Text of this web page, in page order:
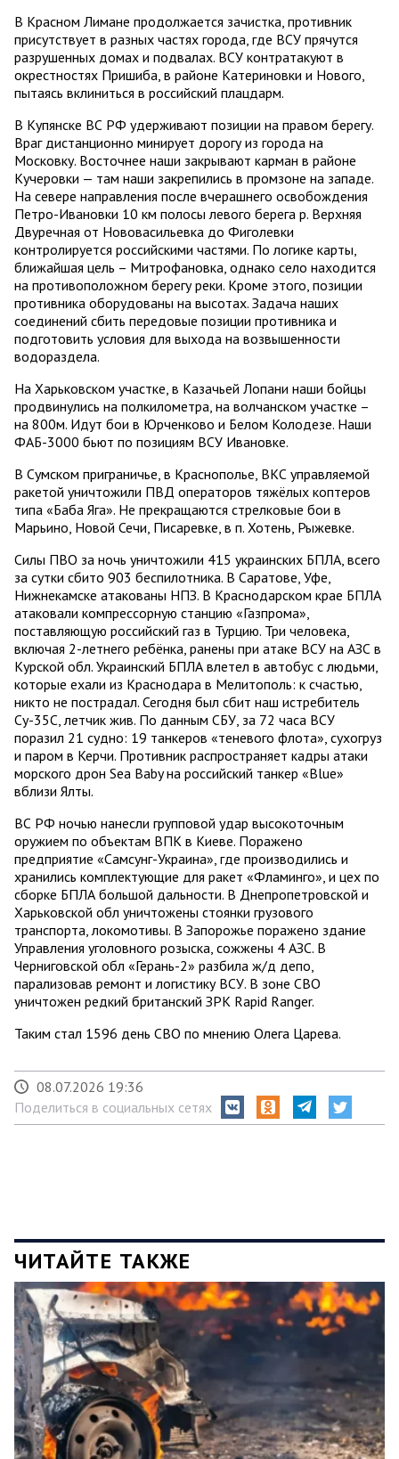
В Красном Лимане продолжается зачистка, противник
присутствует в разных частях города, где ВСУ прячутся
разрушенных домах и подвалах. ВСУ контратакуют в
окрестностях Пришиба, в районе Катериновки и Нового,
пытаясь вклиниться в российский плацдарм.
В Купянске ВС РФ удерживают позиции на правом берегу.
Враг дистанционно минирует дорогу из города на
Московку. Восточнее наши закрывают карман в районе
Кучеровки — там наши закрепились в промзоне на западе.
На севере направления после вчерашнего освобождения
Петро-Ивановки 10 км полосы левого берега р. Верхняя
Двуречная от Нововасильевка до Фиголевки
контролируется российскими частями. По логике карты,
ближайшая цель – Митрофановка, однако село находится
на противоположном берегу реки. Кроме этого, позиции
противника оборудованы на высотах. Задача наших
соединений сбить передовые позиции противника и
подготовить условия для выхода на возвышенности
водораздела.
На Харьковском участке, в Казачьей Лопани наши бойцы
продвинулись на полкилометра, на волчанском участке –
на 800м. Идут бои в Юрченково и Белом Колодезе. Наши
ФАБ-3000 бьют по позициям ВСУ Ивановке.
В Сумском приграничье, в Краснополье, ВКС управляемой
ракетой уничтожили ПВД операторов тяжёлых коптеров
типа «Баба Яга». Не прекращаются стрелковые бои в
Марьино, Новой Сечи, Писаревке, в п. Хотень, Рыжевке.
Силы ПВО за ночь уничтожили 415 украинских БПЛА, всего
за сутки сбито 903 беспилотника. В Саратове, Уфе,
Нижнекамске атакованы НПЗ. В Краснодарском крае БПЛА
атаковали компрессорную станцию «Газпрома»,
поставляющую российский газ в Турцию. Три человека,
включая 2-летнего ребёнка, ранены при атаке ВСУ на АЗС в
Курской обл. Украинский БПЛА влетел в автобус с людьми,
которые ехали из Краснодара в Мелитополь: к счастью,
никто не пострадал. Сегодня был сбит наш истребитель
Су-35С, летчик жив. По данным СБУ, за 72 часа ВСУ
поразил 21 судно: 19 танкеров «теневого флота», сухогруз
и паром в Керчи. Противник распространяет кадры атаки
морского дрон Sea Baby на российский танкер «Blue»
вблизи Ялты.
ВС РФ ночью нанесли групповой удар высокоточным
оружием по объектам ВПК в Киеве. Поражено
предприятие «Самсунг-Украина», где производились и
хранились комплектующие для ракет «Фламинго», и цех по
сборке БПЛА большой дальности. В Днепропетровской и
Харьковской обл уничтожены стоянки грузового
транспорта, локомотивы. В Запорожье поражено здание
Управления уголовного розыска, сожжены 4 АЗС. В
Черниговской обл «Герань-2» разбила ж/д депо,
парализовав ремонт и логистику ВСУ. В зоне СВО
уничтожен редкий британский ЗРК Rapid Ranger.
Таким стал 1596 день СВО по мнению Олега Царева.
08.07.2026 19:36
Поделиться в социальных сетях
ЧИТАЙТЕ ТАКЖЕ